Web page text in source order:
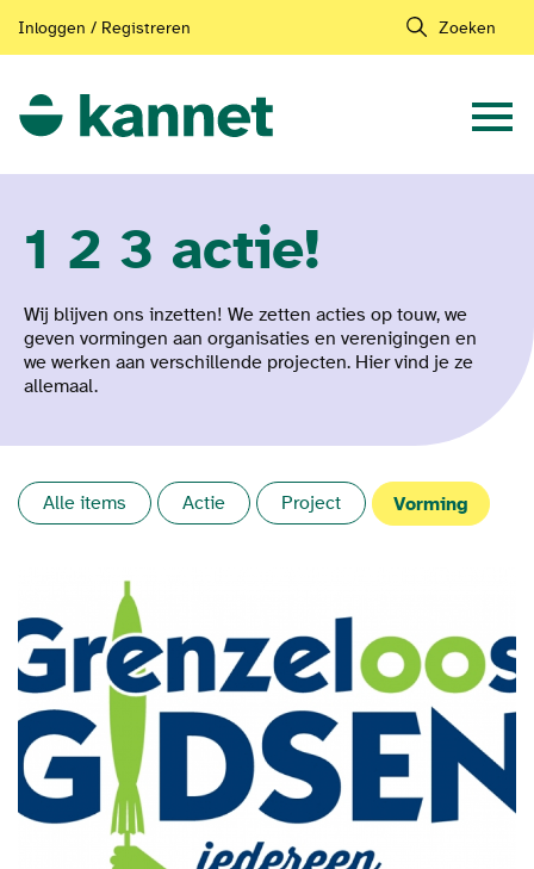
Inloggen / Registreren Zoeken
1 2 3 actie!
Wij blijven ons inzetten! We zetten acties op touw, we
geven vormingen aan organisaties en verenigingen en
we werken aan verschillende projecten. Hier vind je ze
allemaal.
Alle items Actie Project Vorming